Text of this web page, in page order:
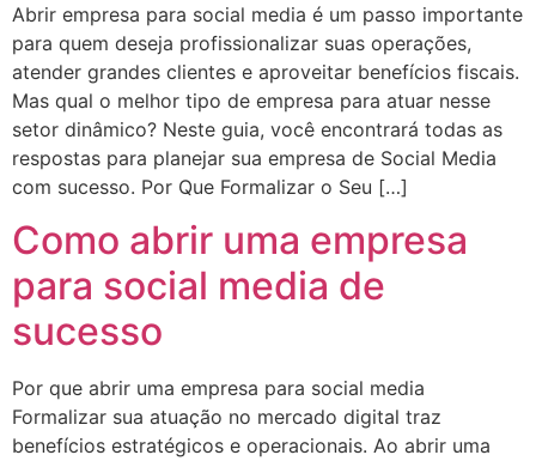
Abrir empresa para social media é um passo importante
para quem deseja profissionalizar suas operações,
atender grandes clientes e aproveitar benefícios fiscais.
Mas qual o melhor tipo de empresa para atuar nesse
setor dinâmico? Neste guia, você encontrará todas as
respostas para planejar sua empresa de Social Media
com sucesso. Por Que Formalizar o Seu […]
Como abrir uma empresa
para social media de
sucesso
Por que abrir uma empresa para social media
Formalizar sua atuação no mercado digital traz
benefícios estratégicos e operacionais. Ao abrir uma